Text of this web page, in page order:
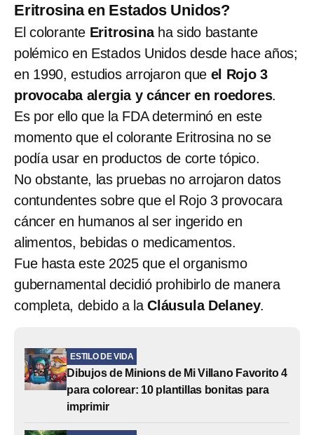
Eritrosina en Estados Unidos?
El colorante Eritrosinaha sido bastante
polémico en Estados Unidos desde hace años;
en 1990, estudios arrojaron que el Rojo 3
provocaba alergia y cáncer en roedores.
Es por ello que la FDA determinó en este
momento que el colorante Eritrosina no se
podía usar en productos de corte tópico.
No obstante, las pruebas no arrojaron datos
contundentes sobre que el Rojo 3 provocara
cáncer en humanos al ser ingerido en
alimentos, bebidas o medicamentos.
Fue hasta este 2025 que el organismo
gubernamental decidió prohibirlo de manera
completa, debido a laCláusula Delaney.
ESTILO DE VIDA
Dibujos de Minions de Mi Villano Favorito 4
para colorear: 10 plantillas bonitas para
imprimir